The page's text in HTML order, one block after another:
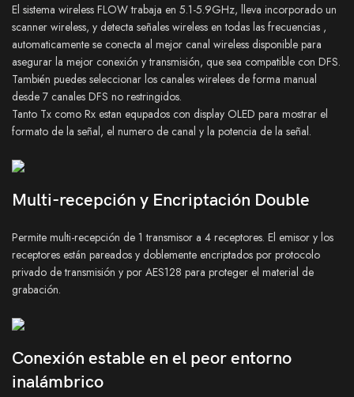
El sistema wireless FLOW trabaja en 5.1-5.9GHz, lleva incorporado un
scanner wireless, y detecta señales wireless en todas las frecuencias ,
automaticamente se conecta al mejor canal wireless disponible para
asegurar la mejor conexión y transmisión, que sea compatible con DFS.
También puedes seleccionar los canales wirelees de forma manual
desde 7 canales DFS no restringidos.
Tanto Tx como Rx estan equpados con display OLED para mostrar el
formato de la señal, el numero de canal y la potencia de la señal.
Multi-recepción y Encriptación Double
Permite multi-recepción de 1 transmisor a 4 receptores. El emisor y los
receptores están pareados y doblemente encriptados por protocolo
privado de transmisión y por AES128 para proteger el material de
grabación.
Conexión estable en el peor entorno
inalámbrico